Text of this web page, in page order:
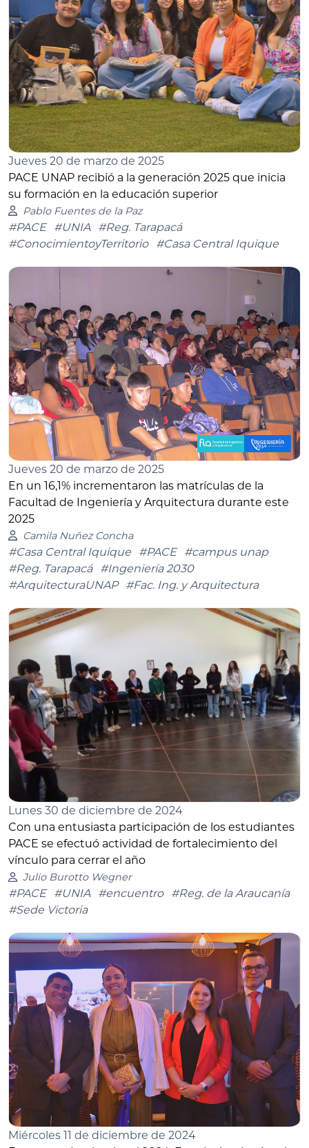
Jueves 20 de marzo de 2025
PACE UNAP recibió a la generación 2025 que inicia
su formación en la educación superior
Pablo Fuentes de la Paz
#PACE #UNIA
#Reg. Tarapacá
#ConocimientoyTerritorio
#Casa Central Iquique
Jueves 20 de marzo de 2025
En un 16,1% incrementaron las matrículas de la
Facultad de Ingeniería y Arquitectura durante este
2025
Camila Nuñez Concha
#Casa Central Iquique #PACE
#campus unap
#Reg. Tarapacá
#Ingeniería 2030
#ArquitecturaUNAP
#Fac. Ing. y Arquitectura
Lunes 30 de diciembre de 2024
Con una entusiasta participación de los estudiantes
PACE se efectuó actividad de fortalecimiento del
vínculo para cerrar el año
Julio Burotto Wegner
#PACE #UNIA #encuentro
#Reg. de la Araucanía
#Sede Victoria
Miércoles 11 de diciembre de 2024